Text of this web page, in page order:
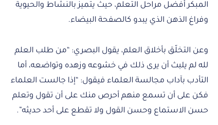
المبكر أفضل مراحل التعلم، حيث يتميز بالنشاط والحيوية
وفراغ الذهن الذي يبدو كالصفحة البيضاء.
وعن التخلّق بأخلاق العلم، يقول البصري: “من طلب العلم
لله لم يلبث أن يرى ذلك في خشوعه وزهده وتواضعه، أما
التأدب بآداب مجالسة العلماء فيقول: “إذا جالست العلماء
فكن على أن تسمع منهم أحرص منك على أن تقول وتعلم
حسن الاستماع وحسن القول ولا تقطع على أحد حديثه”.